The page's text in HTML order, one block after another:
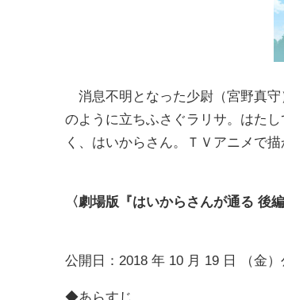
消息不明となった少尉（宮野真守
のように立ちふさぐラリサ。はた
く、はいからさん。ＴＶアニメで
〈劇場版『はいからさんが通る 後
公開日：2018 年 10 月 19 日 （金）
◆あらすじ